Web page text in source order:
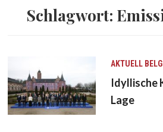
Schlagwort:
AKTUELL
Idyllische
Lage